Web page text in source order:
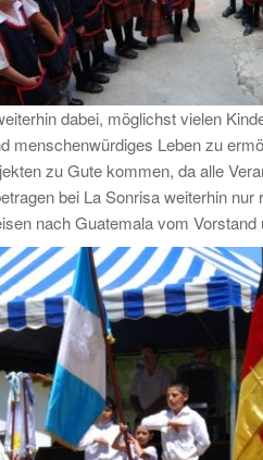
dabei, möglichst vielen
menschenwürdiges Leben zu
zu Gute kommen, da alle
bei La Sonrisa weiterhin
nach Guatemala vom